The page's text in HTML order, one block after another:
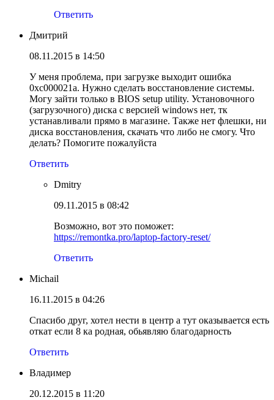
Ответить
Дмитрий
08.11.2015 в 14:50
У меня проблема, при загрузке выходит ошибка
0xc000021a. Нужно сделать восстановление системы.
Могу зайти только в BIOS setup utility. Установочного
(загрузочного) диска с версией windows нет, тк
устанавливали прямо в магазине. Также нет флешки, ни
диска восстановления, скачать что либо не смогу. Что
делать? Помогите пожалуйста
Ответить
Dmitry
09.11.2015 в 08:42
Возможно, вот это поможет:
https://remontka.pro/laptop-factory-reset/
Ответить
Michail
16.11.2015 в 04:26
Спасибо друг, хотел нести в центр а тут оказывается есть
откат если 8 ка родная, обьявляю благодарность
Ответить
Владимер
20.12.2015 в 11:20